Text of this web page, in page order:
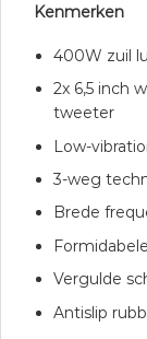
Kenmerken
400W zuil
2x 6,5 inch
tweeter
Low-
3-weg
Brede
Vergulde
Antislip